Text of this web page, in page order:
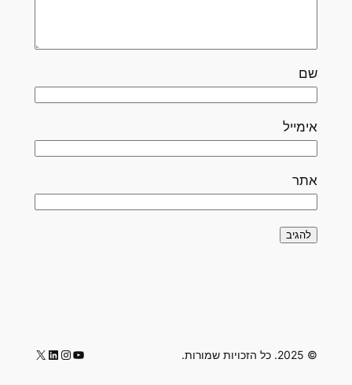
שם
אימייל
אתר
© 2025. כל הזכויות שמורות. YouTube
Instagram
LinkedIn
X